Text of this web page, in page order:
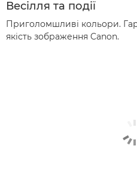
Весілля та події
Приголомшливі кольори.
якість зображення Canon.